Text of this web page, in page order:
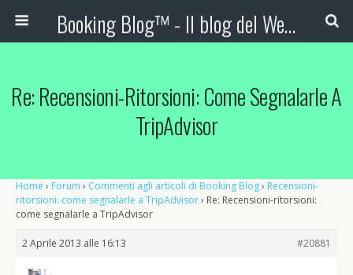
Booking Blog™ - Il blog del Web Marketing Turistico
Re: Recensioni-Ritorsioni: Come Segnalarle A
TripAdvisor
Home › Forum › Commenti agli articoli di Booking Blog› Recensioni-
ritorsioni: come segnalarle a TripAdvisor› Re: Recensioni-ritorsioni:
come segnalarle a TripAdvisor
2 Aprile 2013 alle 16:13 #20881